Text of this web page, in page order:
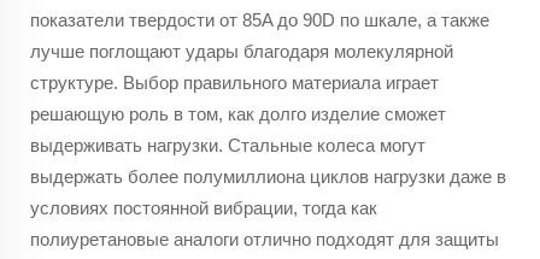
показатели твердости от 85A до 90D по шкале, а также
лучше поглощают удары благодаря молекулярной
структуре. Выбор правильного материала играет
решающую роль в том, как долго изделие сможет
выдерживать нагрузки. Стальные колеса могут
выдержать более полумиллиона циклов нагрузки даже в
условиях постоянной вибрации, тогда как
полиуретановые аналоги отлично подходят для защиты